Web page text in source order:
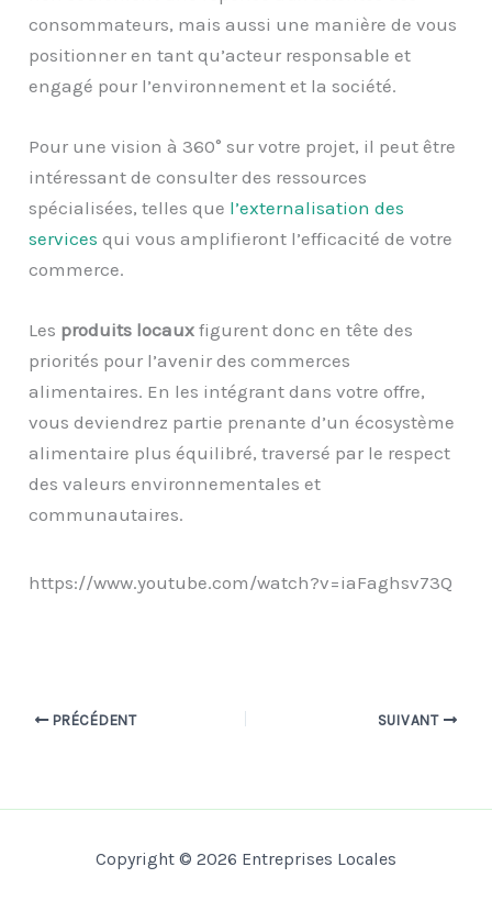
consommateurs, mais aussi une manière de vous
positionner en tant qu’acteur responsable et
engagé pour l’environnement et la société.
Pour une vision à 360° sur votre projet, il peut être
intéressant de consulter des ressources
spécialisées, telles que l’externalisation des
services qui vous amplifieront l’efficacité de votre
commerce.
Les produits locaux figurent donc en tête des
priorités pour l’avenir des commerces
alimentaires. En les intégrant dans votre offre,
vous deviendrez partie prenante d’un écosystème
alimentaire plus équilibré, traversé par le respect
des valeurs environnementales et
communautaires.
https://www.youtube.com/watch?v=iaFaghsv73Q
PRÉCÉDENT SUIVANT
Copyright © 2026 Entreprises Locales